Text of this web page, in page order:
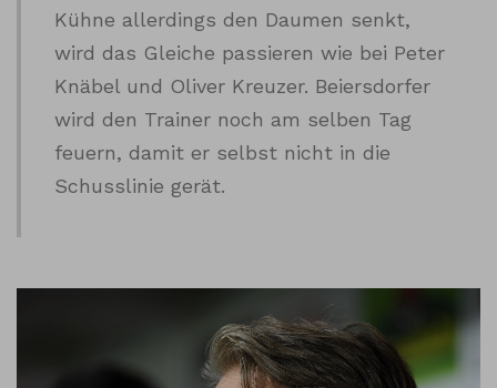
Kühne allerdings den Daumen senkt,
wird das Gleiche passieren wie bei Peter
Knäbel und Oliver Kreuzer. Beiersdorfer
wird den Trainer noch am selben Tag
feuern, damit er selbst nicht in die
Schusslinie gerät.